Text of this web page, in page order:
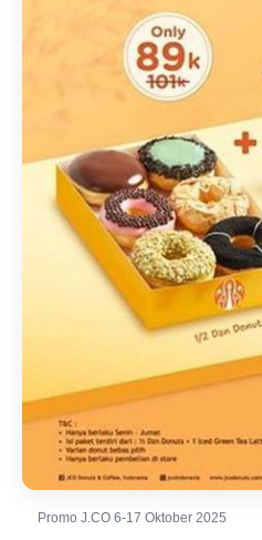
Promo J.CO 6-17 Oktober 2025